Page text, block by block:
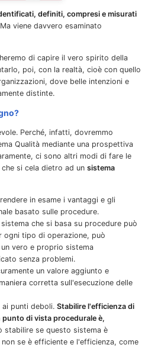
definiti, compresi e misurati
viene davvero esaminato
di capire il vero spirito della
poi, con la realtà, cioè con quello
dove belle intenzioni e
distinte.
Perché, infatti, dovremmo
Qualità mediante una prospettiva
ci sono altri modi di fare le
si cela dietro ad un sistema
in esame i vantaggi e gli
basato sulle procedure.
che si basa su procedure può
ogni tipo di operazione, può
vero e proprio sistema
senza problemi.
un valore aggiunto e
corretta sull'esecuzione delle
punti deboli. Stabilire l'efficienza di
di vista procedurale è,
stabilire se questo sistema è
se è efficiente e l'efficienza, come